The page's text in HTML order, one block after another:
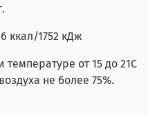
ккал/1752 кДж
температуре от 15 до 21С
не более 75%.